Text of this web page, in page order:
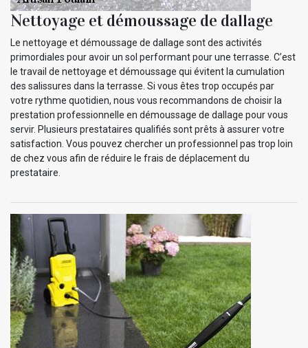
Nettoyage et démoussage de dallage
Le nettoyage et démoussage de dallage sont des activités
primordiales pour avoir un sol performant pour une terrasse. C’est
le travail de nettoyage et démoussage qui évitent la cumulation
des salissures dans la terrasse. Si vous êtes trop occupés par
votre rythme quotidien, nous vous recommandons de choisir la
prestation professionnelle en démoussage de dallage pour vous
servir. Plusieurs prestataires qualifiés sont prêts à assurer votre
satisfaction. Vous pouvez chercher un professionnel pas trop loin
de chez vous afin de réduire le frais de déplacement du
prestataire.